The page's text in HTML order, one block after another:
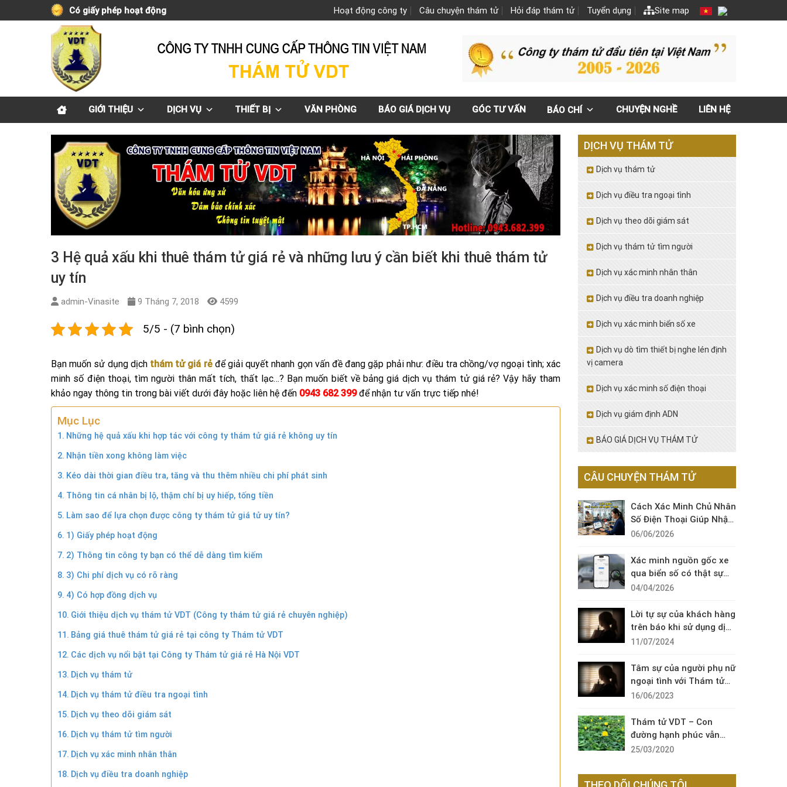
to
Có giấy phép hoạt động Hoạt động công ty Câu chuyện thám tử Hỏi đáp thám tử Tuyển dụng Site map
GIỚI THIỆU DỊCH VỤ THIẾT BỊ VĂN PHÒNG BÁO GIÁ DỊCH VỤ GÓC TƯ VẤN BÁO CHÍ CHUYỆN NGHỀ LIÊN HỆ
3 Hệ quả xấu khi thuê thám tử giá rẻ và những lưu ý cần biết khi thuê thám tử
uy tín
admin-Vinasite 9 Tháng 7, 2018 4599
5/5 - (7 bình chọn)
Bạn muốn sử dụng dịch thám tử giá rẻ để giải quyết nhanh gọn vấn đề đang gặp phải như: điều tra chồng/vợ ngoại tình; xác
minh số điện thoại, tìm người thân mất tích, thất lạc…? Bạn muốn biết về bảng giá dịch vụ thám tử giá rẻ? Vậy hãy tham
khảo ngay thông tin trong bài viết dưới đây hoặc liên hệ đến 0943 682 399để nhận tư vấn trực tiếp nhé!
Mục Lục
Những hệ quả xấu khi hợp tác với công ty thám tử giá rẻ không uy tín
Nhận tiền xong không làm việc
Kéo dài thời gian điều tra, tăng và thu thêm nhiều chi phí phát sinh
Thông tin cá nhân bị lộ, thậm chí bị uy hiếp, tống tiền
Làm sao để lựa chọn được công ty thám tử giá tử uy tín?
1) Giấy phép hoạt động
2) Thông tin công ty bạn có thể dễ dàng tìm kiếm
3) Chi phí dịch vụ có rõ ràng
4) Có hợp đồng dịch vụ
Giới thiệu dịch vụ thám tử VDT (Công ty thám tử giá rẻ chuyên nghiệp)
Bảng giá thuê thám tử giá rẻ tại công ty Thám tử VDT
Các dịch vụ nổi bật tại Công ty Thám tử giá rẻ Hà Nội VDT
Dịch vụ thám tử
Dịch vụ thám tử điều tra ngoại tình
Dịch vụ theo dõi giám sát
Dịch vụ thám tử tìm người
Dịch vụ xác minh nhân thân
Dịch vụ điều tra doanh nghiệp
DỊCH VỤ THÁM TỬ
Dịch vụ thám tử
Dịch vụ điều tra ngoại tình
Dịch vụ theo dõi giám sát
Dịch vụ thám tử tìm người
Dịch vụ xác minh nhân thân
Dịch vụ điều tra doanh nghiệp
Dịch vụ xác minh biển số xe
Dịch vụ dò tìm thiết bị nghe lén định
vị camera
Dịch vụ xác minh số điện thoại
Dịch vụ giám định ADN
BÁO GIÁ DỊCH VỤ THÁM TỬ
CÂU CHUYỆN THÁM TỬ
Cách Xác Minh Chủ Nhân
Số Điện Thoại Giúp Nhận
Diện Cuộc Gọi Đáng Ngờ
06/06/2026
Xác minh nguồn gốc xe
qua biển số có thật sự
cần thiết?
04/04/2026
Lời tự sự của khách hàng
trên báo khi sử dụng dịch
vụ thám tử sài gòn VDT
11/07/2024
Tâm sự của người phụ nữ
ngoại tình với Thám tử
VDT
16/06/2023
Thám tử VDT – Con
đường hạnh phúc vẫn
còn đó !
25/03/2020